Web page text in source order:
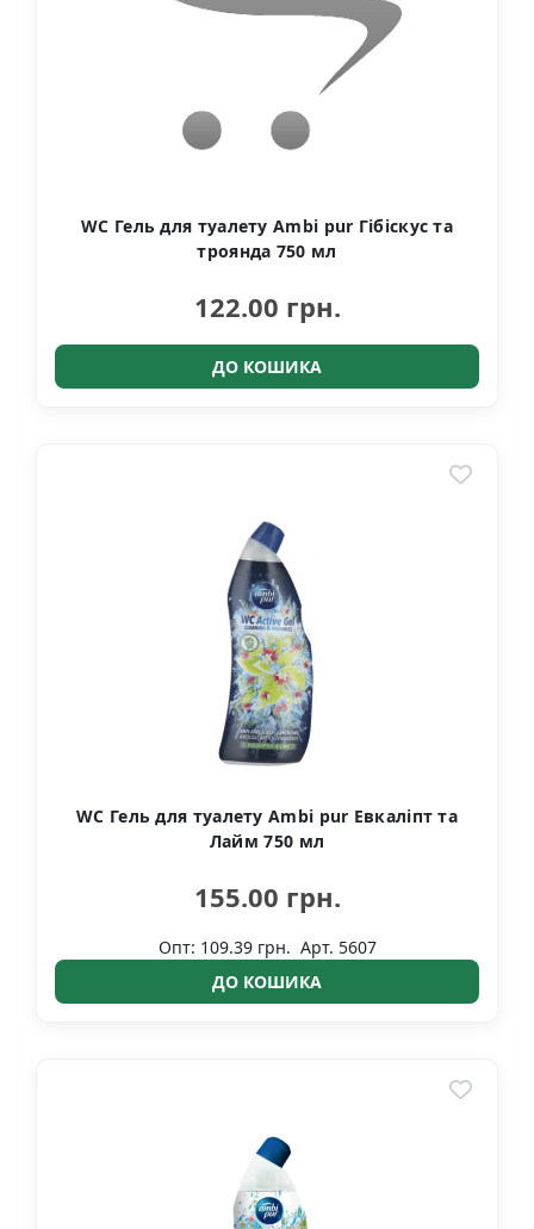
WC Гель для туалету Ambi pur Гібіскус та
троянда 750 мл
122.00 грн.
ДО КОШИКА
WC Гель для туалету Ambi pur Евкаліпт та
Лайм 750 мл
155.00 грн.
Опт: 109.39 грн. Арт. 5607
ДО КОШИКА